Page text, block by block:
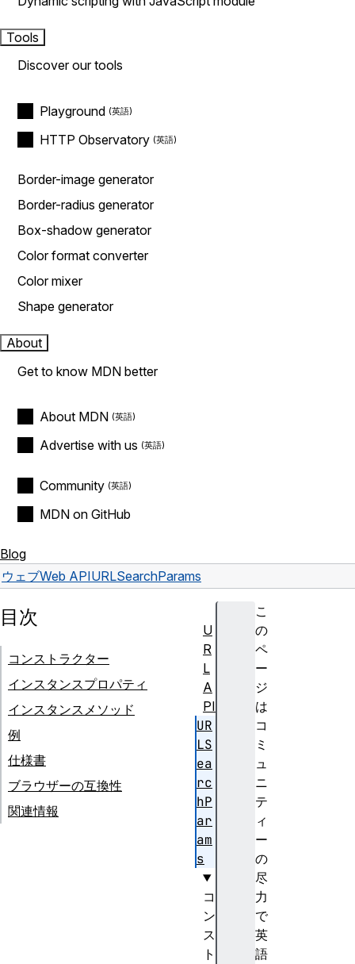
Tools
Discover our tools
Playground
HTTP Observatory
Border-image generator
Border-radius generator
Box-shadow generator
Color format converter
Color mixer
Shape generator
About
Get to know MDN better
About MDN
Advertise with us
Community
MDN on GitHub
Blog
ウェブWeb APIURLSearchParams
こ
の
ペ
ー
ジ
は
コ
ミ
ュ
ニ
テ
ィ
ー
の
尽
力
で
英
語
目次
コンストラクター
インスタンスプロパティ
インスタンスメソッド
例
仕様書
ブラウザーの互換性
関連情報
U
R
L
A
PI
UR
LS
ea
rc
hP
ar
am
s
コ
ン
ス
ト